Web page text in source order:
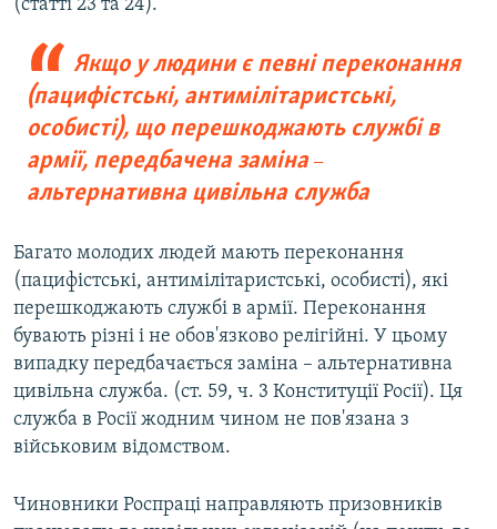
(статті 23 та 24).
Якщо у людини є певні переконання
(пацифістські, антимілітаристські,
особисті), що перешкоджають службі в
армії, передбачена заміна –
альтернативна цивільна служба
Багато молодих людей мають переконання
(пацифістські, антимілітаристські, особисті), які
перешкоджають службі в армії. Переконання
бувають різні і не обов'язково релігійні. У цьому
випадку передбачається заміна – альтернативна
цивільна служба. (ст. 59, ч. 3 Конституції Росії). Ця
служба в Росії жодним чином не пов'язана з
військовим відомством.
Чиновники Роспраці направляють призовників